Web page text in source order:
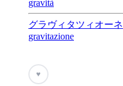
gravità
グラヴィタツィオーネ
gravitazione
♥